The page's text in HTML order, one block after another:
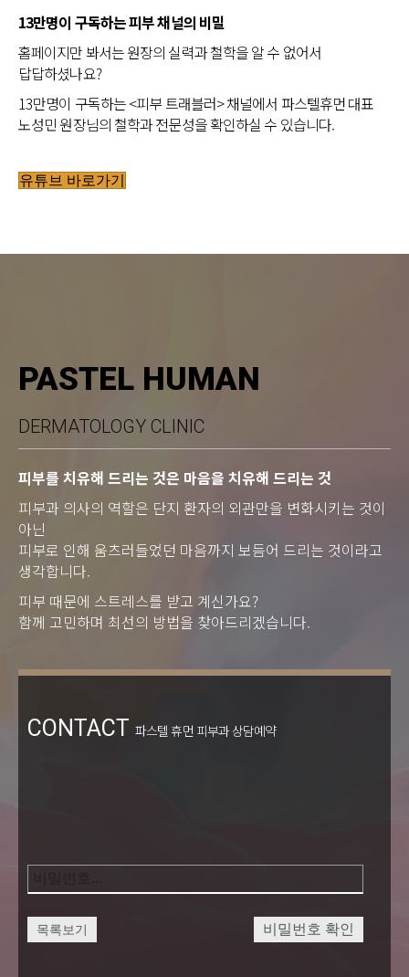
13만명이 구독하는 피부 채널의 비밀
홈페이지만 봐서는 원장의 실력과 철학을 알 수 없어서
답답하셨나요?
13만명이 구독하는 <피부 트래블러> 채널에서 파스텔휴먼 대표
노성민 원장님의 철학과 전문성을 확인하실 수 있습니다.
유튜브 바로가기
PASTEL HUMAN
DERMATOLOGY CLINIC
피부를 치유해 드리는 것은 마음을 치유해 드리는 것
피부과 의사의 역할은 단지 환자의 외관만을 변화시키는 것이
아닌
피부로 인해 움츠러들었던 마음까지 보듬어 드리는 것이라고
생각합니다.
피부 때문에 스트레스를 받고 계신가요?
함께 고민하며 최선의 방법을 찾아드리겠습니다.
CONTACT 파스텔 휴먼 피부과 상담예약
목록보기 비밀번호 확인